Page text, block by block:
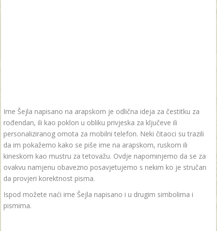
Ime Šejla napisano na arapskom je odlična ideja za čestitku za
rođendan, ili kao poklon u obliku privjeska za ključeve ili
personaliziranog omota za mobilni telefon. Neki čitaoci su trazili
da im pokažemo kako se piše ime na arapskom, ruskom ili
kineskom kao mustru za tetovažu. Ovdje napominjemo da se za
ovakvu namjenu obavezno posavjetujemo s nekim ko je stručan
da provjeri korektnost pisma.
Ispod možete naći ime Šejla napisano i u drugim simbolima i
pismima.